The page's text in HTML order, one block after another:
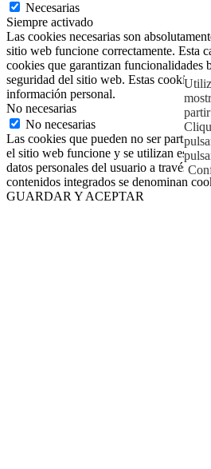
Necesarias
Siempre activado
Las cookies necesarias son
sitio web funcione correctamente. Esta
cookies que garantizan funcionalidades
seguridad del sitio web. Estas cookies
información personal.
No necesarias
No necesarias
Las cookies que pueden no ser
el sitio web funcione y se utilizan
datos personales del usuario a través de
contenidos integrados se denominan
GUARDAR Y ACEPTAR